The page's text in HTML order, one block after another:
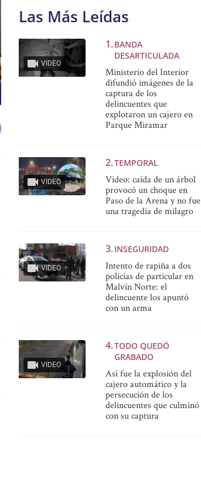
Las Más Leídas
VIDEO
BANDA
DESARTICULADA
Ministerio del Interior
difundió imágenes de la
captura de los
delincuentes que
explotaron un cajero en
Parque Miramar
VIDEO
TEMPORAL
Video: caída de un árbol
provocó un choque en
Paso de la Arena y no fue
una tragedia de milagro
VIDEO
INSEGURIDAD
Intento de rapiña a dos
policías de particular en
Malvín Norte: el
delincuente los apuntó
con un arma
VIDEO
TODO QUEDÓ
GRABADO
Así fue la explosión del
cajero automático y la
persecución de los
delincuentes que culminó
con su captura